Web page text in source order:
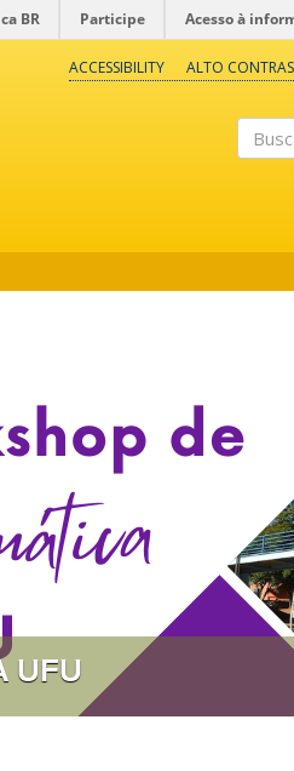
BR Participe Acesso à
ACCESSIBILITY ALTO
UFU